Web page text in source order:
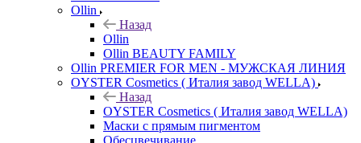
Ollin
Назад
Ollin
Ollin BEAUTY FAMILY
Ollin PREMIER FOR MEN - МУЖСКАЯ ЛИНИЯ
OYSTER Cosmetics ( Италия завод WELLA)
Назад
OYSTER Cosmetics ( Италия завод WELLA)
Маски с прямым пигментом
Обесцвечивание